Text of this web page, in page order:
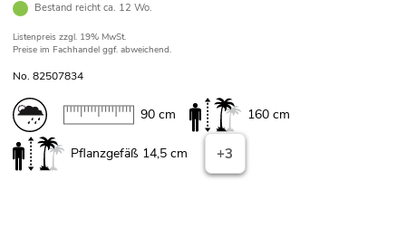
Bestand reicht ca. 12 Wo.
Listenpreis zzgl. 19% MwSt.
Preise im Fachhandel ggf. abweichend.
No. 82507834
90 cm 160 cm
Pflanzgefäß 14,5 cm +3